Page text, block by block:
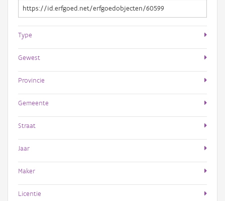
Type
Gewest
Provincie
Gemeente
Straat
Jaar
Maker
Licentie